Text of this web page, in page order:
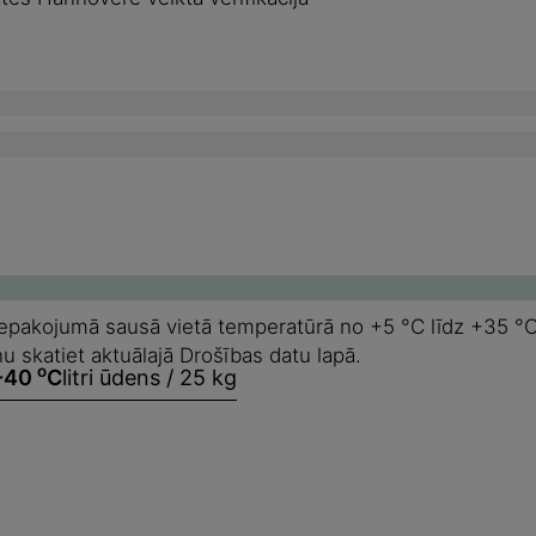
sausā vietā temperatūrā no +5 °C līdz +35
skatiet aktuālajā Drošības datu lapā.
oClitri ūdens / 25 kg